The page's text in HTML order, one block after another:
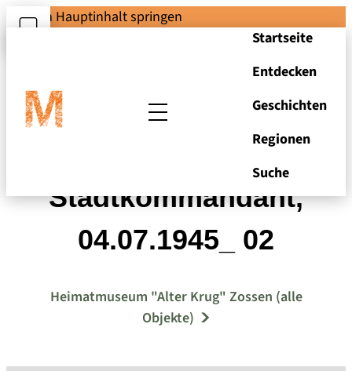
Zum Hauptinhalt springen
Startseite
Entdecken
Geschichten
Regionen
Suche
Gemeindevorst. an
Stadtkommandant,
04.07.1945_ 02
Heimatmuseum "Alter Krug" Zossen (alle
Objekte)